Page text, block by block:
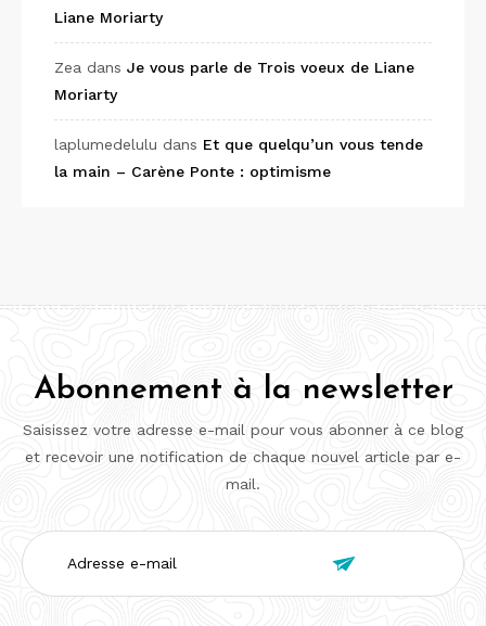
Liane Moriarty
Zea dans Je vous parle de Trois voeux de Liane
Moriarty
laplumedelulu dans Et que quelqu’un vous tende
la main – Carène Ponte : optimisme
Abonnement à la newsletter
Saisissez votre adresse e-mail pour vous abonner à ce blog
et recevoir une notification de chaque nouvel article par e-
mail.
Adresse
e-
mail
